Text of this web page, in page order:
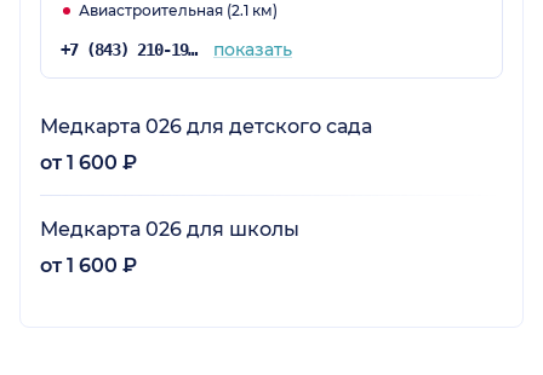
Авиастроительная (2.1 км)
+7 (843) 210-19-19 показать
Медкарта 026 для детского сада
от 1 600 ₽
Медкарта 026 для школы
от 1 600 ₽